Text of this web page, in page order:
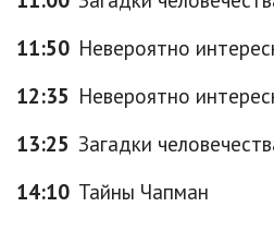
11:50 Невероятно
12:35 Невероятно
13:25 Загадки
14:10 Тайны Чапман